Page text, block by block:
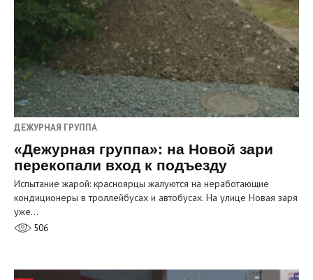
ДЕЖУРНАЯ ГРУППА
«Дежурная группа»: на Новой зари
перекопали вход к подъезду
Испытание жарой: красноярцы жалуются на неработающие
кондиционеры в троллейбусах и автобусах. На улице Новая заря
уже…
506